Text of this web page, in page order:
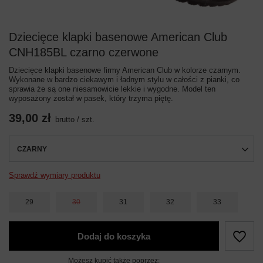
Dziecięce klapki basenowe American Club
CNH185BL czarno czerwone
Dziecięce klapki basenowe firmy American Club w kolorze czarnym.
Wykonane w bardzo ciekawym i ładnym stylu w całości z pianki, co
sprawia że są one niesamowicie lekkie i wygodne. Model ten
wyposażony został w pasek, który trzyma piętę.
39,00 zł brutto / szt.
CZARNY
Sprawdź wymiary produktu
29 30 31 32 33
Dodaj do koszyka
Możesz kupić także poprzez: